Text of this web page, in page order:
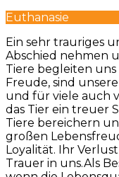
Euthanasie
Ein sehr trauriges
Abschied nehmen
Tiere begleiten
Freude, sind
und für viele auch
das Tier ein treuer
Tiere bereichern
großen
Loyalität. Ihr
Trauer in uns.Als